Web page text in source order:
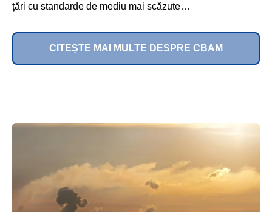
țări cu standarde de mediu mai scăzute…
CITEȘTE MAI MULTE DESPRE CBAM